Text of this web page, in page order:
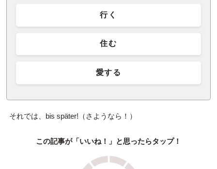
行く
住む
愛する
それでは、bis später!（さようなら！）
この記事が「いいね！」と思ったらタップ！